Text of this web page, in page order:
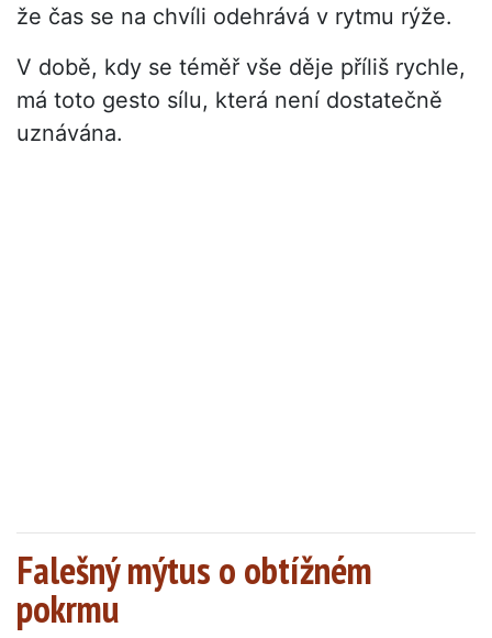
že čas se na chvíli odehrává v rytmu rýže.
V době, kdy se téměř vše děje příliš rychle,
má toto gesto sílu, která není dostatečně
uznávána.
Falešný mýtus o obtížném
pokrmu